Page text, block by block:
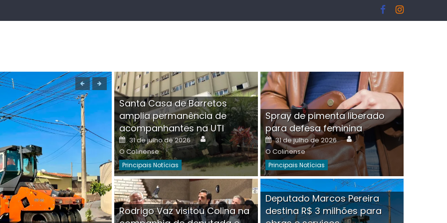
Boutique na Av. Ângelo Martins Tristão é
invadida por criminoso mascarado
Santa Casa de Barretos
amplia permanência de
acompanhantes na UTI
Posted
on
31 de julho de 2026 Author
O Colinense
Principais Notícias
Spray de pimenta liberado
para defesa feminina
Posted
on
31 de julho de 2026 Author
O Colinense
Principais Notícias
Rodrigo Vaz visitou Colina na
Deputado Marcos Pereira
destina R$ 3 milhões para